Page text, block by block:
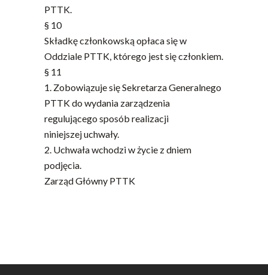
PTTK.
§ 10
Składkę członkowską opłaca się w
Oddziale PTTK, którego jest się członkiem.
§ 11
1. Zobowiązuje się Sekretarza Generalnego
PTTK do wydania zarządzenia
regulującego sposób realizacji
niniejszej uchwały.
2. Uchwała wchodzi w życie z dniem
podjęcia.
Zarząd Główny PTTK